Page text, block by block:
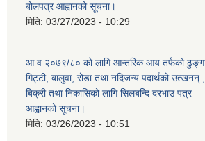
बोलपत्र आह्वानको सूचना।
मिति: 03/27/2023 - 10:29
आ व २०७९/८० को लागि आन्तरिक आय तर्फको
गिट्टी, बालुवा, रोडा तथा नदिजन्य पदार्थको उत्खनन् ,
बिक्री तथा निकासिको लागि सिलबन्दि दरभाउ पत्र
आह्वानको सूचना।
मिति: 03/26/2023 - 10:51